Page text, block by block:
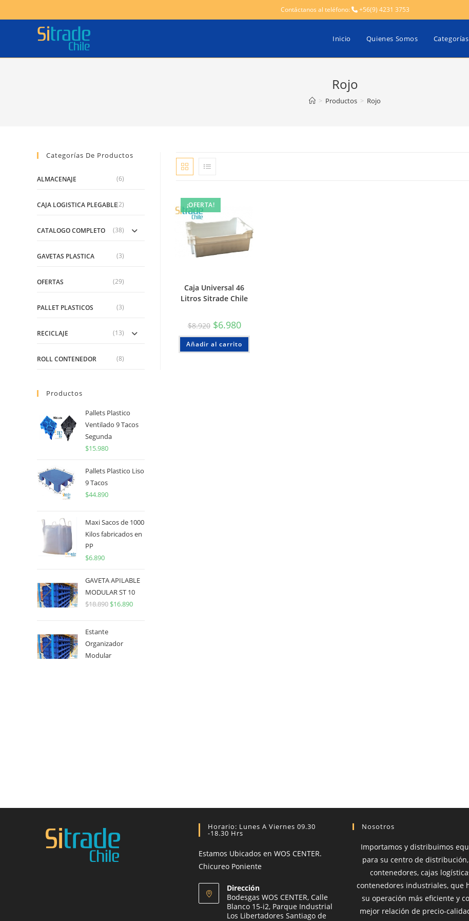
al
Contáctanos al teléfono: +56(9) 4231 3753
Inicio Quienes Somos Categorías
Rojo
> Productos > Rojo
¡OFERTA!
Caja Universal 46
Litros Sitrade Chile
$8.920 $6.980
Añadir al carrito
Categorías De Productos
ALMACENAJE (6)
CAJA LOGISTICA PLEGABLE(2)
CATALOGO COMPLETO (38)
GAVETAS PLASTICA (3)
OFERTAS (29)
PALLET PLASTICOS (3)
RECICLAJE (13)
ROLL CONTENEDOR (8)
Productos
Pallets Plastico
Ventilado 9 Tacos
Segunda
$15.980
Pallets Plastico Liso
9 Tacos
$44.890
Maxi Sacos de 1000
Kilos fabricados en
PP
$6.890
GAVETA APILABLE
MODULAR ST 10
$18.890 $16.890
Estante
Organizador
Modular
Horario: Lunes A Viernes 09.30
-18.30 Hrs
Estamos Ubicados en WOS CENTER.
Chicureo Poniente
Dirección
Bodesgas WOS CENTER, Calle
Blanco 15-i2, Parque Industrial
Los Libertadores Santiago de
Nosotros
Importamos y distribuimos
para su centro de
contenedores, cajas
contenedores industriales, que
su operación más eficiente y
mejor relación de precio-